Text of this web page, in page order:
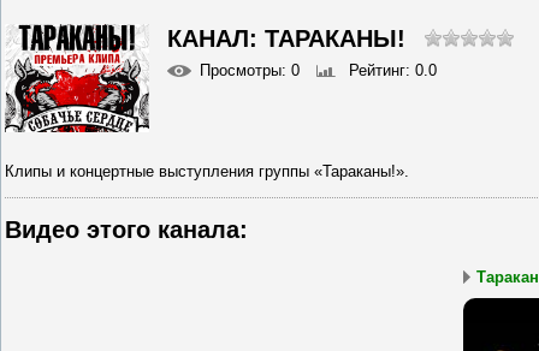
КАНАЛ: ТАРАКАНЫ!
Просмотры: 0 Рейтинг: 0.0
Клипы и концертные выступления группы «Тараканы!».
Видео этого канала: